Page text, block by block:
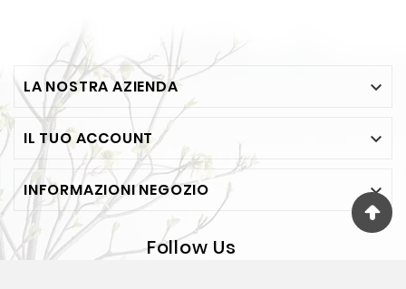
LA NOSTRA AZIENDA 
IL TUO ACCOUNT 
INFORMAZIONI NEGOZIO 
Follow Us